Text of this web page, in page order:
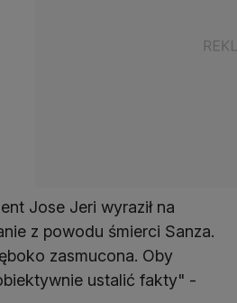
Jose Jeri wyraził na
z powodu śmierci Sanza.
zasmucona. Oby
ustalić fakty" -